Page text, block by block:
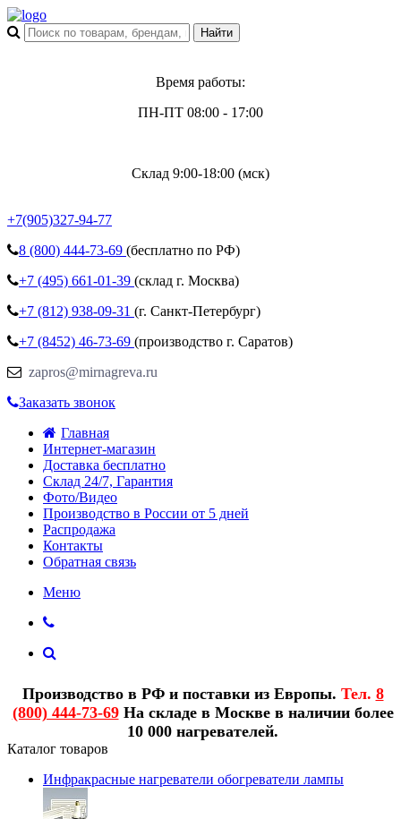
Время работы:
ПН-ПТ 08:00 - 17:00
Склад 9:00-18:00 (мск)
+7(905)327-94-77
8 (800) 444-73-69 (бесплатно по РФ)
+7 (495) 661-01-39 (склад г. Москва)
+7 (812) 938-09-31 (г. Санкт-Петербург)
+7 (8452) 46-73-69 (производство г. Саратов)
zapros@mirnagreva.ru
Заказать звонок
Главная
Интернет-магазин
Доставка бесплатно
Склад 24/7, Гарантия
Фото/Видео
Производство в России от 5 дней
Распродажа
Контакты
Обратная связь
Меню
Производство в РФ и поставки из Европы. Тел. 8
(800) 444-73-69На складе в Москве в наличии более
10 000 нагревателей.
Каталог товаров
Инфракрасные нагреватели обогреватели лампы